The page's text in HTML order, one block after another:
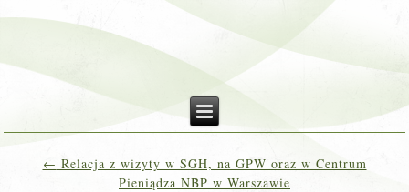
← Relacja z wizyty w SGH, na GPW oraz w Centrum
Pieniądza NBP w Warszawie